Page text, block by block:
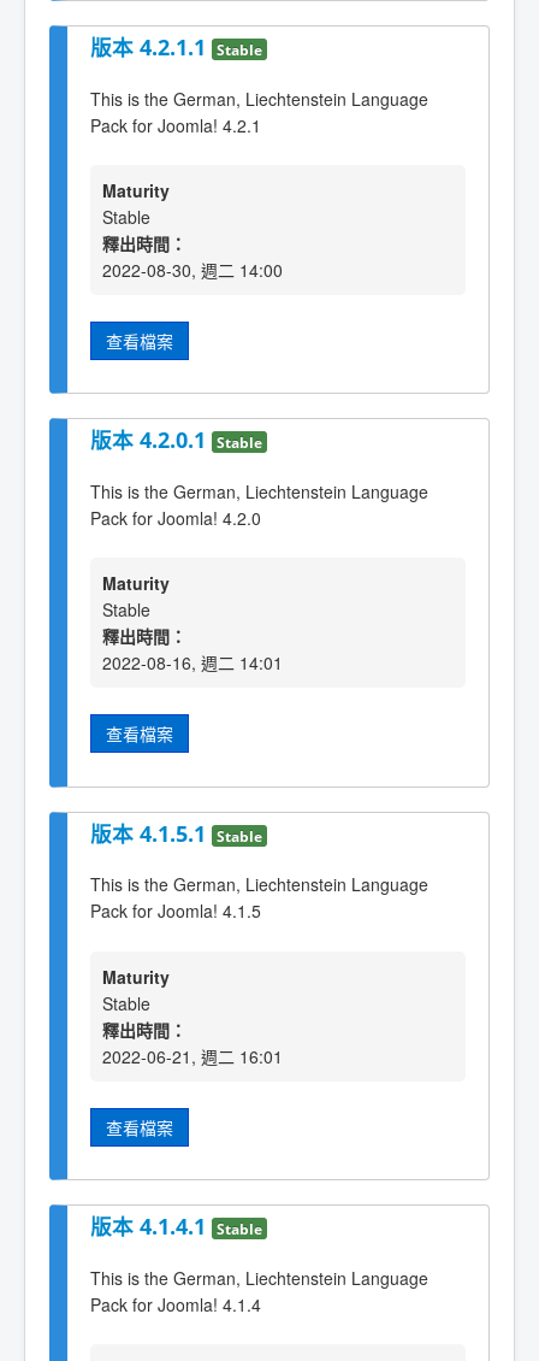
版本 4.2.1.1 Stable
This is the German, Liechtenstein Language
Pack for Joomla! 4.2.1
Maturity
Stable
釋出時間：
2022-08-30, 週二 14:00
查看檔案
版本 4.2.0.1 Stable
This is the German, Liechtenstein Language
Pack for Joomla! 4.2.0
Maturity
Stable
釋出時間：
2022-08-16, 週二 14:01
查看檔案
版本 4.1.5.1 Stable
This is the German, Liechtenstein Language
Pack for Joomla! 4.1.5
Maturity
Stable
釋出時間：
2022-06-21, 週二 16:01
查看檔案
版本 4.1.4.1 Stable
This is the German, Liechtenstein Language
Pack for Joomla! 4.1.4